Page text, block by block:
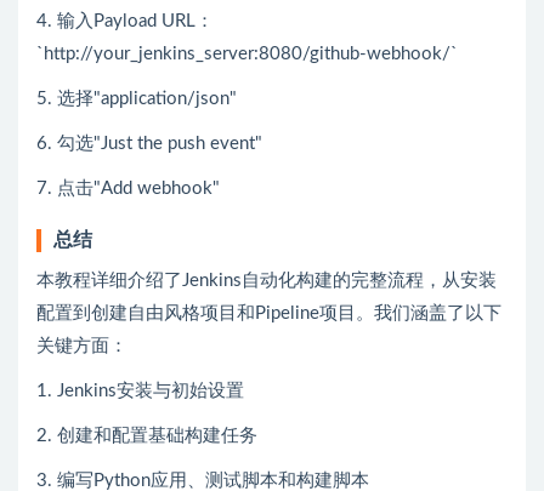
4. 输入Payload URL：
`http://your_jenkins_server:8080/github-webhook/`
5. 选择"application/json"
6. 勾选"Just the push event"
7. 点击"Add webhook"
总结
本教程详细介绍了Jenkins自动化构建的完整流程，从安装
配置到创建自由风格项目和Pipeline项目。我们涵盖了以下
关键方面：
1. Jenkins安装与初始设置
2. 创建和配置基础构建任务
3. 编写Python应用、测试脚本和构建脚本